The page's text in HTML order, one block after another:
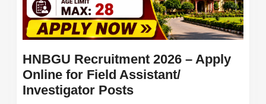
Table
HNBGU Recruitment 2026 – Apply
Online for Field Assistant/
Investigator PostsHNBGU